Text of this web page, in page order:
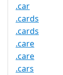
.car
.cards
.cards
.care
.care
.cars